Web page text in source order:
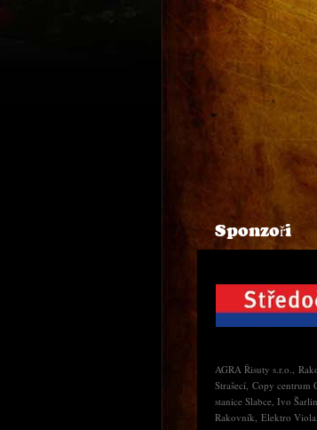
Sponzoři
AGRA Řisuty s.r.o.,
Strašecí, Copy centrum
stanice Slabce, Ivo
Rakovník, Elektro